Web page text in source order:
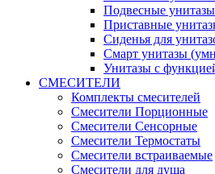
Подвесные унитазы
Приставные
Сиденья для
Смарт унитазы
Унитазы с
СМЕСИТЕЛИ
Комплекты смесителей
Смесители Порционные
Смесители Сенсорные
Смесители Термостаты
Смесители встраиваемые
Смесители для душа